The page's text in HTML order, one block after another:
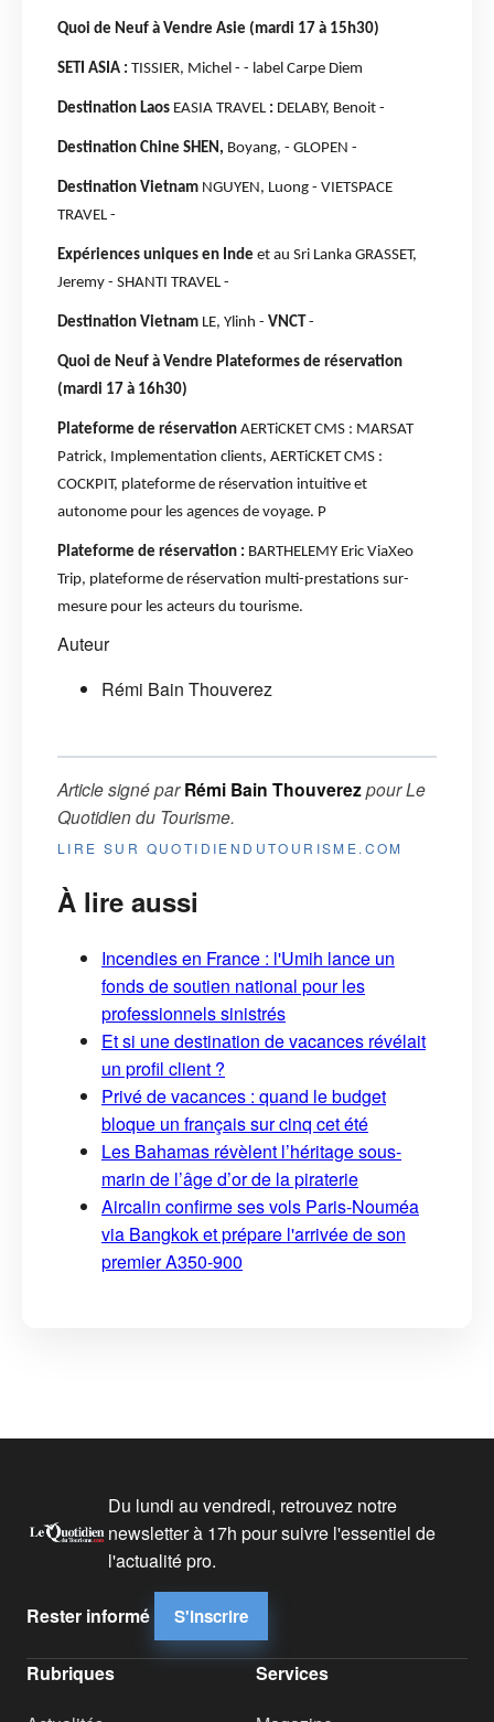
Quoi de Neuf à Vendre Asie (mardi 17 à 15h30)
SETI ASIA : TISSIER, Michel - - label Carpe Diem
Destination Laos EASIA TRAVEL : DELABY, Benoit -
Destination Chine SHEN, Boyang, - GLOPEN -
Destination Vietnam NGUYEN, Luong - VIETSPACE
TRAVEL -
Expériences uniques en Inde et au Sri Lanka GRASSET,
Jeremy - SHANTI TRAVEL -
Destination Vietnam LE, Ylinh - VNCT -
Quoi de Neuf à Vendre Plateformes de réservation
(mardi 17 à 16h30)
Plateforme de réservation AERTiCKET CMS : MARSAT
Patrick, Implementation clients, AERTiCKET CMS :
COCKPIT, plateforme de réservation intuitive et
autonome pour les agences de voyage. P
Plateforme de réservation : BARTHELEMY Eric ViaXeo
Trip, plateforme de réservation multi-prestations sur-
mesure pour les acteurs du tourisme.
Auteur
Rémi Bain Thouverez
Article signé parRémi Bain ThouverezpourLe
Quotidien du Tourisme.
LIRE SUR QUOTIDIENDUTOURISME.COM
À lire aussi
Incendies en France : l'Umih lance un
fonds de soutien national pour les
professionnels sinistrés
Et si une destination de vacances révélait
un profil client ?
Privé de vacances : quand le budget
bloque un français sur cinq cet été
Les Bahamas révèlent l’héritage sous-
marin de l’âge d’or de la piraterie
Aircalin confirme ses vols Paris-Nouméa
via Bangkok et prépare l'arrivée de son
premier A350-900
Du lundi au vendredi, retrouvez notre
newsletter à 17h pour suivre l'essentiel de
l'actualité pro.
Rester informé S'inscrire
Rubriques Services